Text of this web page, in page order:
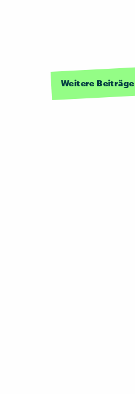
Weitere Beiträge